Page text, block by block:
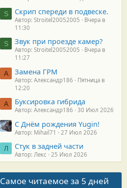
S Скрип спереди в подвеске.
Автор: Stroitel20052005
Вчера в
11:30
S Звук при проезде камер?
Автор: Stroitel20052005
Вчера в
11:27
А Замена ГРМ
Автор: Александр186
Пятница в
12:20
А Буксировка гибрида
Автор: Александр186 30 Июл 2026
С Днём рождения Yugin!
Автор: Mihail71 27 Июл 2026
Л Стук в задней части
Автор: Лекс 25 Июл 2026
Самое читаемое за 5 дней